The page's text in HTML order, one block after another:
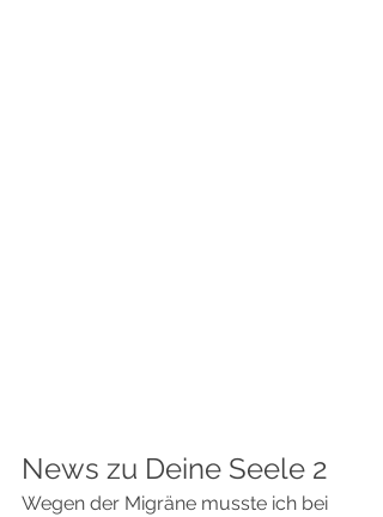
News zu Deine Seele 2
Wegen der Migräne musste ich bei